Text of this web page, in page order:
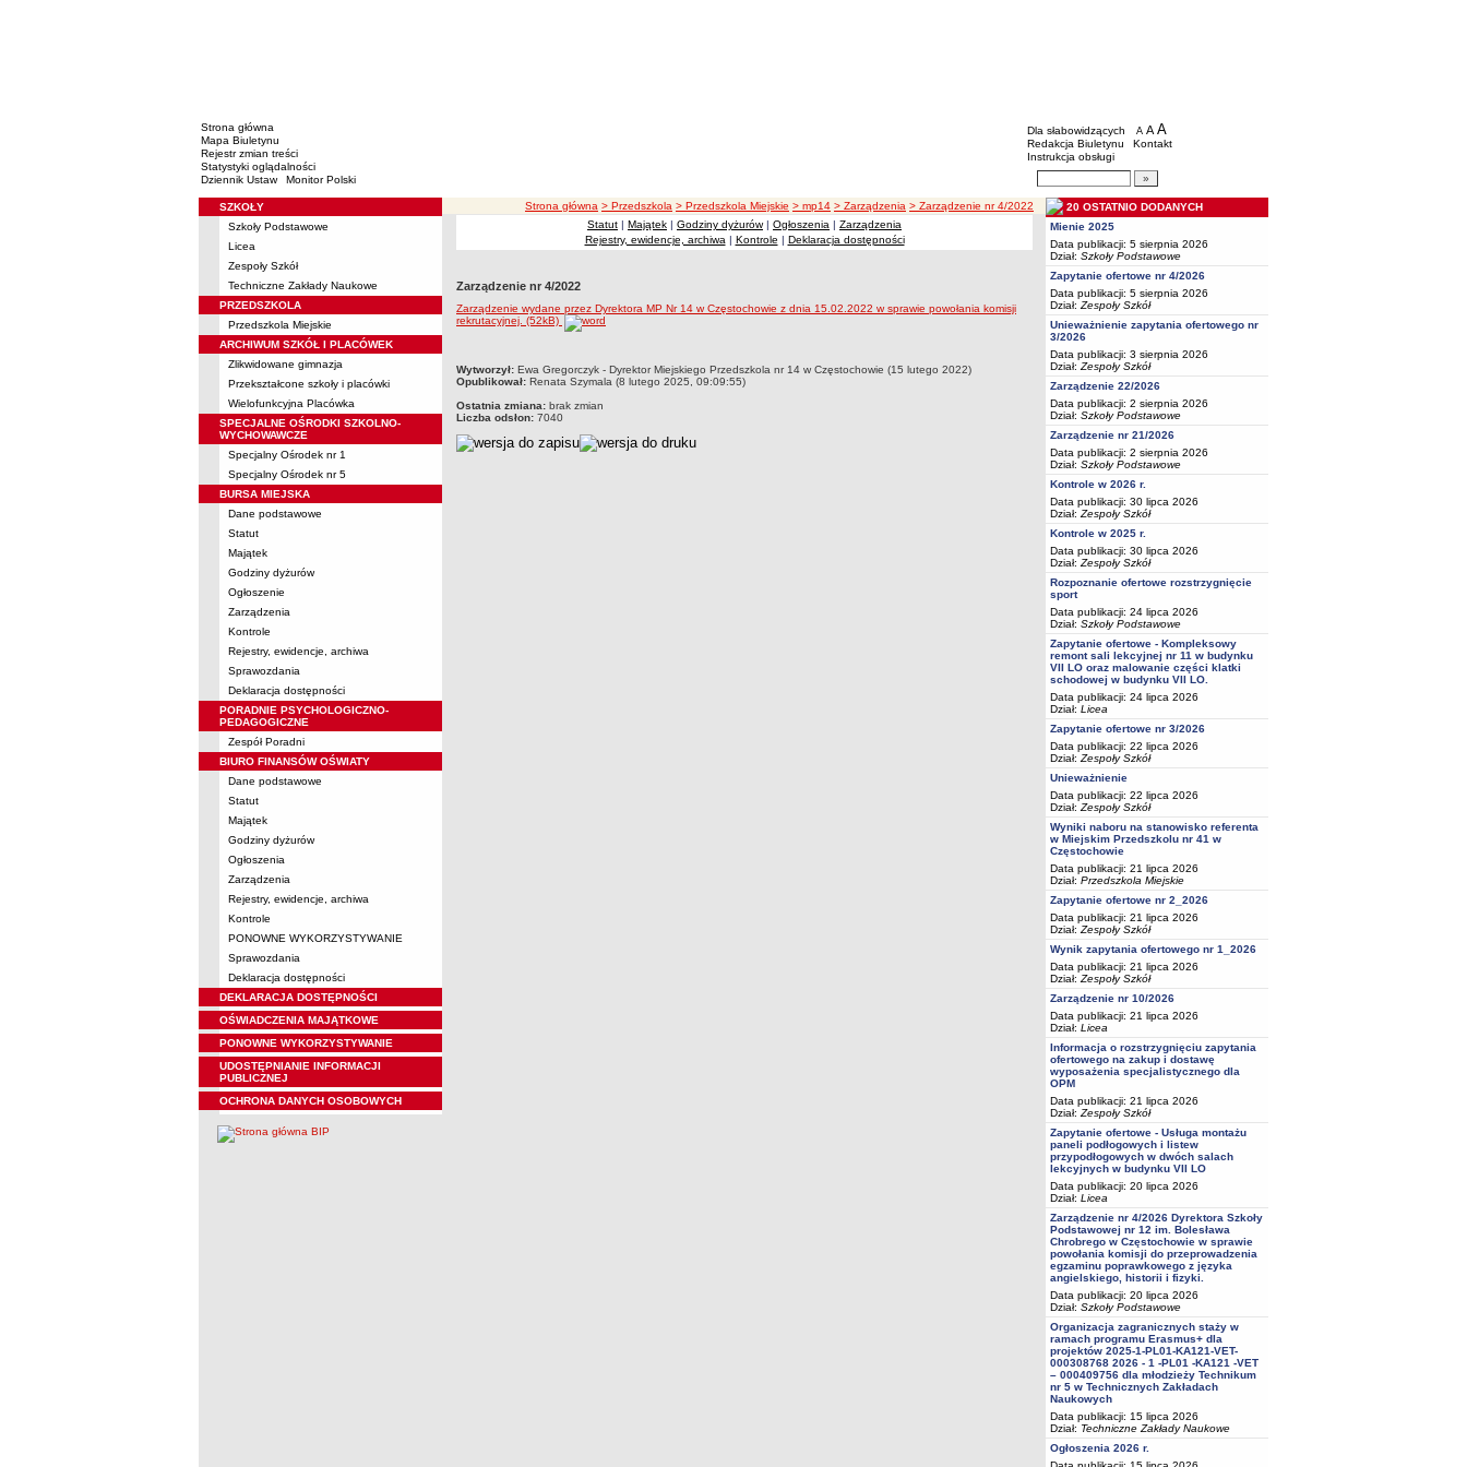
Strona główna
Mapa Biuletynu
Rejestr zmian treści
Statystyki oglądalności
Dziennik Ustaw
Monitor Polski
BIP - Oświata Częstochowa
Menu dodatkowe
Dla słabowidzących A pomniejsz czcionkę
A standardowy rozmiar czcionki
A
Redakcja Biuletynu
Kontakt
Instrukcja obsługi
Wyszukiwarka artykułów
Menu
SZKOŁY
Szkoły Podstawowe
Licea
Zespoły Szkół
Techniczne Zakłady Naukowe
PRZEDSZKOLA
Przedszkola Miejskie
ARCHIWUM SZKÓŁ I PLACÓWEK
Zlikwidowane gimnazja
Przekształcone szkoły i placówki
Wielofunkcyjna Placówka
SPECJALNE OŚRODKI SZKOLNO-
WYCHOWAWCZE
Specjalny Ośrodek nr 1
Specjalny Ośrodek nr 5
BURSA MIEJSKA
Dane podstawowe
Statut
Majątek
Godziny dyżurów
Ogłoszenie
Zarządzenia
Kontrole
Rejestry, ewidencje, archiwa
Sprawozdania
Deklaracja dostępności
PORADNIE PSYCHOLOGICZNO-
PEDAGOGICZNE
Zespół Poradni
BIURO FINANSÓW OŚWIATY
Dane podstawowe
Statut
Majątek
Godziny dyżurów
Ogłoszenia
Zarządzenia
Rejestry, ewidencje, archiwa
Kontrole
PONOWNE WYKORZYSTYWANIE
Sprawozdania
Deklaracja dostępności
DEKLARACJA DOSTĘPNOŚCI
OŚWIADCZENIA MAJĄTKOWE
PONOWNE WYKORZYSTYWANIE
UDOSTĘPNIANIE INFORMACJI
PUBLICZNEJ
OCHRONA DANYCH OSOBOWYCH
ścieżka nawigacji
Strona główna > Przedszkola > Przedszkola Miejskie > mp14 > Zarządzenia > Zarządzenie nr 4/2022
Statut | Majątek | Godziny dyżurów| Ogłoszenia | Zarządzenia
Rejestry, ewidencje, archiwa | Kontrole | Deklaracja dostępności
Zarządzenie nr 4/2022
Zarządzenie wydane przez Dyrektora MP Nr 14 w Częstochowie z dnia 15.02.2022 w sprawie powołania komisji
rekrutacyjnej. (52kB)
metryczka
Wytworzył: Ewa Gregorczyk - Dyrektor Miejskiego Przedszkola nr 14 w Częstochowie (15 lutego 2022)
Opublikował: Renata Szymala (8 lutego 2025, 09:09:55)
Ostatnia zmiana: brak zmian
Liczba odsłon: 7040
20 OSTATNIO DODANYCH
Mienie 2025
Data publikacji: 5 sierpnia 2026
Dział: Szkoły Podstawowe
Zapytanie ofertowe nr 4/2026
Data publikacji: 5 sierpnia 2026
Dział: Zespoły Szkół
Unieważnienie zapytania ofertowego nr
3/2026
Data publikacji: 3 sierpnia 2026
Dział: Zespoły Szkół
Zarządzenie 22/2026
Data publikacji: 2 sierpnia 2026
Dział: Szkoły Podstawowe
Zarządzenie nr 21/2026
Data publikacji: 2 sierpnia 2026
Dział: Szkoły Podstawowe
Kontrole w 2026 r.
Data publikacji: 30 lipca 2026
Dział: Zespoły Szkół
Kontrole w 2025 r.
Data publikacji: 30 lipca 2026
Dział: Zespoły Szkół
Rozpoznanie ofertowe rozstrzygnięcie
sport
Data publikacji: 24 lipca 2026
Dział: Szkoły Podstawowe
Zapytanie ofertowe - Kompleksowy
remont sali lekcyjnej nr 11 w budynku
VII LO oraz malowanie części klatki
schodowej w budynku VII LO.
Data publikacji: 24 lipca 2026
Dział: Licea
Zapytanie ofertowe nr 3/2026
Data publikacji: 22 lipca 2026
Dział: Zespoły Szkół
Unieważnienie
Data publikacji: 22 lipca 2026
Dział: Zespoły Szkół
Wyniki naboru na stanowisko referenta
w Miejskim Przedszkolu nr 41 w
Częstochowie
Data publikacji: 21 lipca 2026
Dział: Przedszkola Miejskie
Zapytanie ofertowe nr 2_2026
Data publikacji: 21 lipca 2026
Dział: Zespoły Szkół
Wynik zapytania ofertowego nr 1_2026
Data publikacji: 21 lipca 2026
Dział: Zespoły Szkół
Zarządzenie nr 10/2026
Data publikacji: 21 lipca 2026
Dział: Licea
Informacja o rozstrzygnięciu zapytania
ofertowego na zakup i dostawę
wyposażenia specjalistycznego dla
OPM
Data publikacji: 21 lipca 2026
Dział: Zespoły Szkół
Zapytanie ofertowe - Usługa montażu
paneli podłogowych i listew
przypodłogowych w dwóch salach
lekcyjnych w budynku VII LO
Data publikacji: 20 lipca 2026
Dział: Licea
Zarządzenie nr 4/2026 Dyrektora Szkoły
Podstawowej nr 12 im. Bolesława
Chrobrego w Częstochowie w sprawie
powołania komisji do przeprowadzenia
egzaminu poprawkowego z języka
angielskiego, historii i fizyki.
Data publikacji: 20 lipca 2026
Dział: Szkoły Podstawowe
Organizacja zagranicznych staży w
ramach programu Erasmus+ dla
projektów 2025-1-PL01-KA121-VET-
000308768 2026 - 1 -PL01 -KA121 -VET
– 000409756 dla młodzieży Technikum
nr 5 w Technicznych Zakładach
Naukowych
Data publikacji: 15 lipca 2026
Dział: Techniczne Zakłady Naukowe
Ogłoszenia 2026 r.